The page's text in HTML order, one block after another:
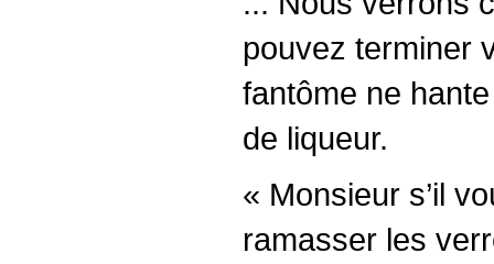
pouvez terminer
fantôme ne
de liqueur.
« Monsieur s’il
ramasser les